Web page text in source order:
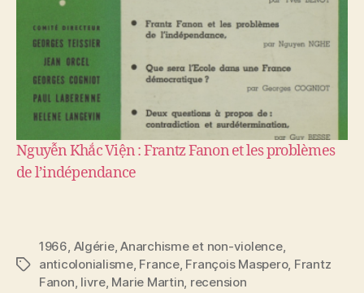
Nguyễn Khắc Viện : Frantz Fanon et les problèmes
de l’indépendance
Étiquettes
1966, Algérie,Anarchisme et non-violence,
anticolonialisme, France, François Maspero, Frantz
Fanon, livre, Marie Martin, recension